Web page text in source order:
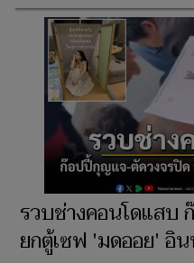
รวบช่างคอนโดแสบ
ยกตู้เซฟ 'มดออย' อิ